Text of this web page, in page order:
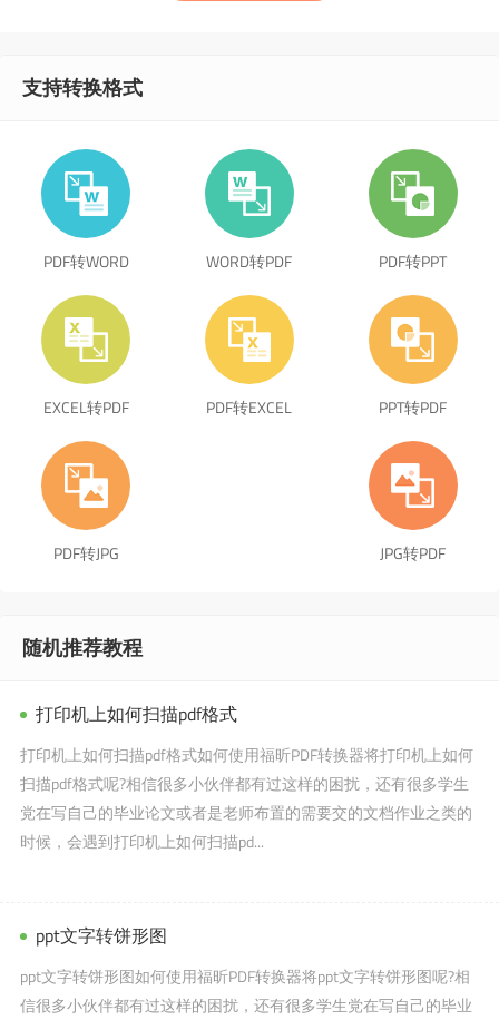
支持转换格式
PDF转WORD WORD转PDF PDF转PPT
EXCEL转PDF PDF转EXCEL PPT转PDF
PDF转JPG JPG转PDF
随机推荐教程
打印机上如何扫描pdf格式
打印机上如何扫描pdf格式如何使用福昕PDF转换器将打印机上如何
扫描pdf格式呢?相信很多小伙伴都有过这样的困扰，还有很多学生
党在写自己的毕业论文或者是老师布置的需要交的文档作业之类的
时候，会遇到打印机上如何扫描pd...
ppt文字转饼形图
ppt文字转饼形图如何使用福昕PDF转换器将ppt文字转饼形图呢?相
信很多小伙伴都有过这样的困扰，还有很多学生党在写自己的毕业